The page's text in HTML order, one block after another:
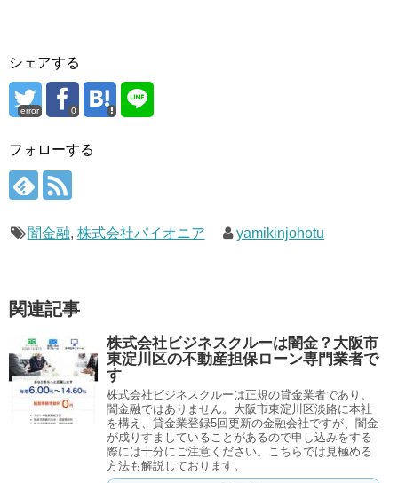
シェアする
error 0
フォローする
闇金融, 株式会社パイオニア yamikinjohotu
関連記事
株式会社ビジネスクルーは闇金？大阪市
東淀川区の不動産担保ローン専門業者で
す
株式会社ビジネスクルーは正規の貸金業者であり、
闇金融ではありません。大阪市東淀川区淡路に本社
を構え、貸金業登録5回更新の金融会社ですが、闇金
が成りすましていることがあるので申し込みをする
際には十分にご注意ください。こちらでは見極める
方法も解説しております。